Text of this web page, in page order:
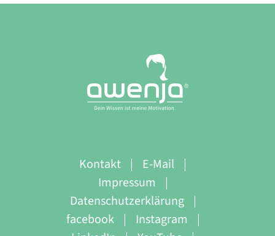
Kontakt
E-Mail
Impressum
Datenschutzerklärung
facebook
Instagram